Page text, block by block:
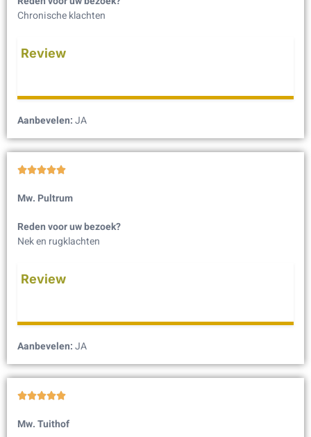
Chronische klachten
Review
Aanbevelen:JA

Mw. Pultrum
Reden voor uw bezoek?
Nek en rugklachten
Review
Aanbevelen:JA

Mw. Tuithof